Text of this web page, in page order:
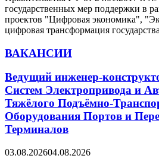
ВАКАНСИИ
Ведущий инженер-
Систем Электропривода и
Тяжёлого Подъёмно-
Оборудования Портов и
Терминалов
03.08.202604.08.2026